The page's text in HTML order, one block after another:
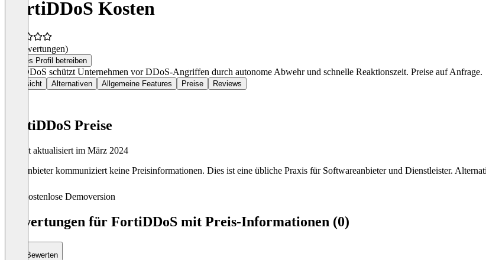
FortiDDoS Kosten
(0 Bewertungen)
Dieses Profil betreiben
FortiDDoS schützt Unternehmen vor DDoS-Angriffen durch autonome Abwehr und schnelle Reaktionszeit. Preise auf Anfrage.
Übersicht Alternativen Allgemeine Features Preise Reviews
FortiDDoS Preise
Zuletzt aktualisiert im März 2024
Der Anbieter kommuniziert keine Preisinformationen. Dies ist eine übliche Praxis für Softwareanbieter und Dienstleister.
Kostenlose Demoversion
Bewertungen für FortiDDoS mit Preis-Informationen (0)
Bewerten